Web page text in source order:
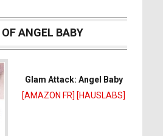
ANGEL BABY
Glam Attack: Angel Baby
[AMAZON FR] [HAUSLABS]